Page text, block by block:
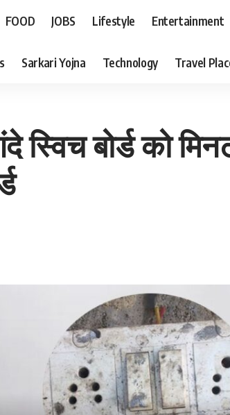
FOOD JOBS Lifestyle Entertainment
Sarkari Yojna Technology Travel
बोर्ड को